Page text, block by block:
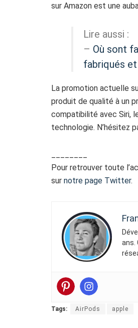
sur Amazon est une
Lire aussi :
– Où sont
fabriqués
La promotion actuelle
produit de qualité à un
compatibilité avec Siri,
technologie. N’hésitez
Pour retrouver toute
sur notre page Twitter.
ans.
Tags: AirPods apple